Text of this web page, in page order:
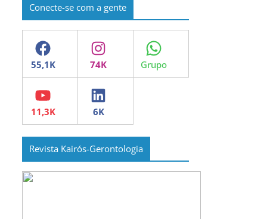
Conecte-se com a gente
Facebook Instagram WhatsApp
YouTube LinkedIn
Revista Kairós-Gerontologia